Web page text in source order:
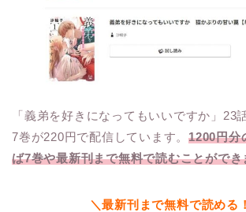
「義弟を好きになってもいいですか」23
7巻が220円で配信しています。1200円分
ば7巻や最新刊まで無料で読むことができ
＼最新刊まで無料で読める